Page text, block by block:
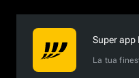
Super app
La tua